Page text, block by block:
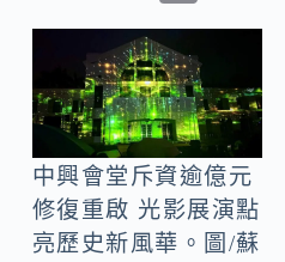
b
o
o
k
o
p
y
Li
n
k
中興會堂斥資逾億元
修復重啟 光影展演點
亮歷史新風華。圖/蘇